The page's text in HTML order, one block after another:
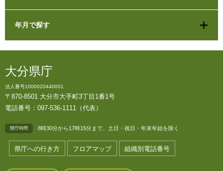
年月で探す
大分県庁
法人番号1000020440001
〒870-8501 大分市大手町3丁目1番1号
電話番号：097-536-1111（代表）
開庁時間 8時30分から17時15分まで、土日・祝日・年末年始を除く
県庁への行き方 フロアマップ 組織別電話番号